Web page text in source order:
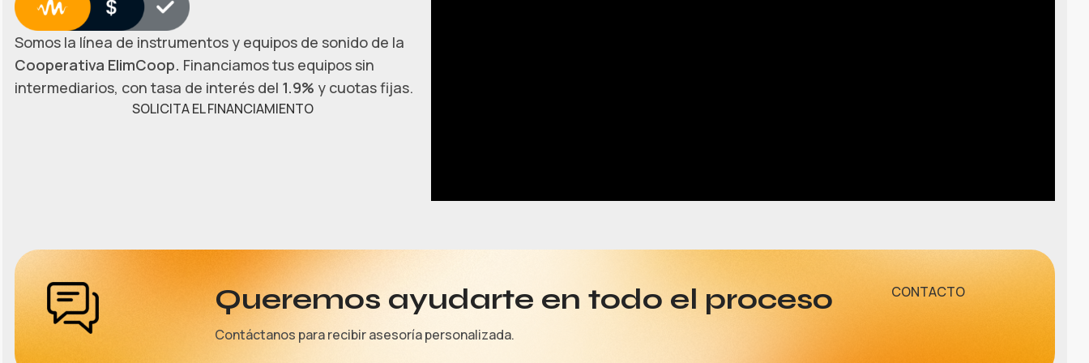
Somos la línea de instrumentos y equipos de sonido de la
Cooperativa ElimCoop. Financiamos tus equipos sin
intermediarios, con tasa de interés del 1.9% y cuotas fijas.
SOLICITA EL FINANCIAMIENTO
Queremos ayudarte en todo el proceso
Contáctanos para recibir asesoría personalizada.
CONTACTO